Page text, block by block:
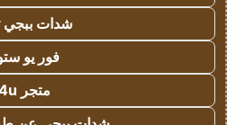
شدات ببجي
فور يو
متجر 4u